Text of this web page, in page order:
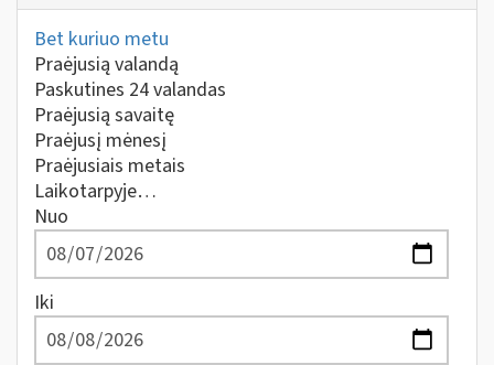
Bet kuriuo metu
Praėjusią valandą
Paskutines 24 valandas
Praėjusią savaitę
Praėjusį mėnesį
Praėjusiais metais
Laikotarpyje…
Nuo
Iki